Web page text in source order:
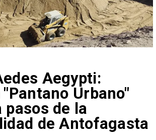
Aegypti:
Urbano"
pasos de la
de Antofagasta